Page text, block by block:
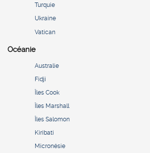
Turquie
Ukraine
Vatican
Océanie
Australie
Fidji
Îles Cook
Îles Marshall
Îles Salomon
Kiribati
Micronésie